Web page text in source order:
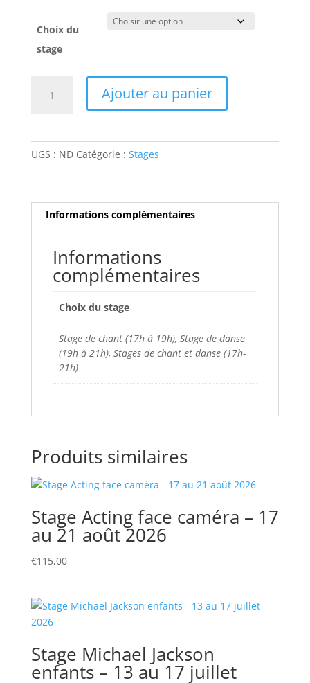
Choix du
stage
Ajouter au panier
UGS : ND Catégorie : Stages
Informations complémentaires
Informations
complémentaires
Choix du stage
Stage de chant (17h à 19h), Stage de danse
(19h à 21h), Stages de chant et danse (17h-
21h)
Produits similaires
Stage Acting face caméra – 17
au 21 août 2026
€115,00
Stage Michael Jackson
enfants – 13 au 17 juillet